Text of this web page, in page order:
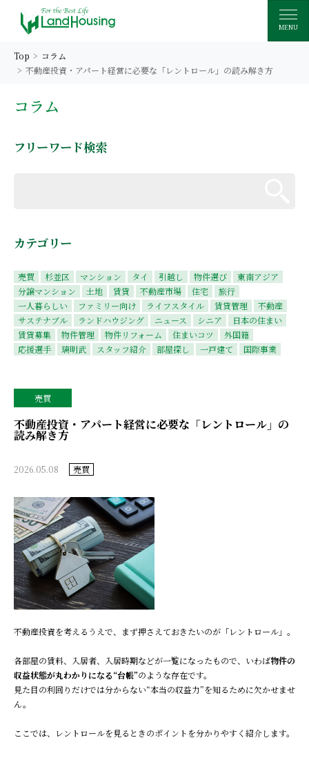
MENU
Top
コラム
不動産投資・アパート経営に必要な「レントロール」の読み解き方
コラム
フリーワード検索
カテゴリー
売買 杉並区 マンション タイ 引越し 物件選び
東南アジア
分譲マンション
土地 賃貸 不動産市場 住宅
旅行
一人暮らしい
ファミリー向け ライフスタイル 賃貸管理
不動産
サステナブル
ランドハウジング ニュース シニア
日本の住まい
賃貸募集
物件管理 物件リフォーム 住まいコツ
外国籍
応援選手
璃明武 スタッフ紹介 部屋探し 一戸建て 国際事業
売買
不動産投資・アパート経営に必要な「レントロール」の
読み解き方
2026.05.08 売買
不動産投資を考えるうえで、まず押さえておきたいのが「レントロール」。
各部屋の賃料、入居者、入居時期などが一覧になったもので、いわば物件の
収益状態が丸わかりになる“台帳”のような存在です。
見た目の利回りだけでは分からない“本当の収益力”を知るために欠かせませ
ん。
ここでは、レントロールを見るときのポイントを分かりやすく紹介します。